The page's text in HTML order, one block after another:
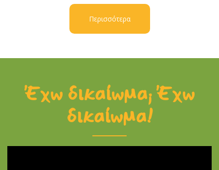
Περισσότερα
Έχω δικαίωμα; Έχω
δικαίωμα!